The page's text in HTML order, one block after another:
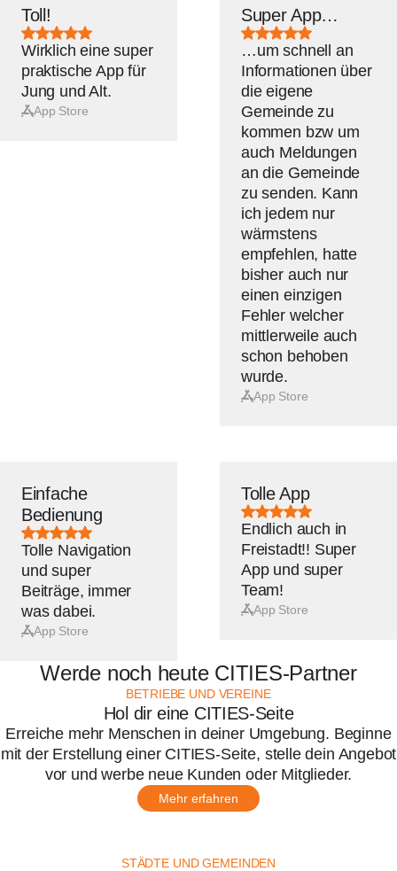
Toll!
Bewertung:
5
von
5
Sternen
Wirklich eine super
praktische App für
Jung und Alt.
App Store
Super App…
Bewertung:
5
von
5
Sternen
…um schnell an
Informationen über
die eigene
Gemeinde zu
kommen bzw um
auch Meldungen
an die Gemeinde
zu senden. Kann
ich jedem nur
wärmstens
empfehlen, hatte
bisher auch nur
einen einzigen
Fehler welcher
mittlerweile auch
schon behoben
wurde.
App Store
Einfache
Bedienung
Bewertung:
5
von
5
Sternen
Tolle Navigation
und super
Beiträge, immer
was dabei.
App Store
Tolle App
Bewertung:
5
von
5
Sternen
Endlich auch in
Freistadt!! Super
App und super
Team!
App Store
Werde noch heute CITIES-Partner
BETRIEBE UND VEREINE
Hol dir eine CITIES-Seite
Erreiche mehr Menschen in deiner Umgebung. Beginne
mit der Erstellung einer CITIES-Seite, stelle dein Angebot
vor und werbe neue Kunden oder Mitglieder.
Mehr erfahren
STÄDTE UND GEMEINDEN